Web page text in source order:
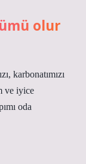
olur
karbonatımızı
ve iyice
oda